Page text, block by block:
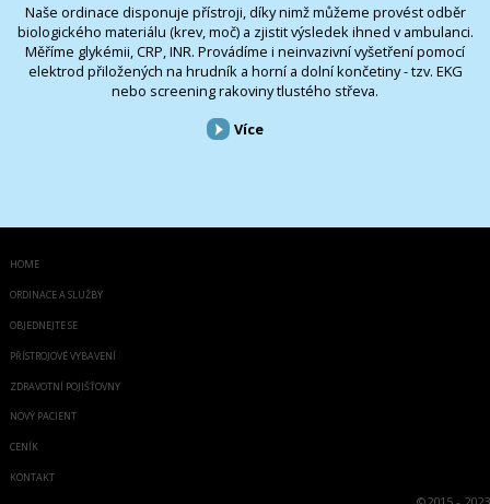
Naše ordinace disponuje přístroji, díky nimž můžeme provést odběr
biologického materiálu (krev, moč) a zjistit výsledek ihned v ambulanci.
Měříme glykémii, CRP, INR. Provádíme i neinvazivní vyšetření pomocí
elektrod přiložených na hrudník a horní a dolní končetiny - tzv. EKG
nebo screening rakoviny tlustého střeva.
Více
HOME
ORDINACE A SLUŽBY
OBJEDNEJTE SE
PŘÍSTROJOVÉ VYBAVENÍ
ZDRAVOTNÍ POJIŠŤOVNY
NOVÝ PACIENT
CENÍK
KONTAKT